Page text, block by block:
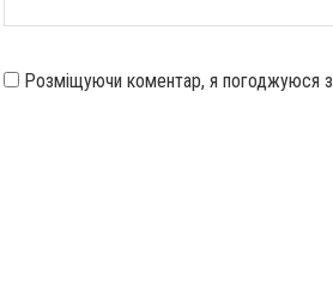
Розміщуючи коментар, я погоджуюся з